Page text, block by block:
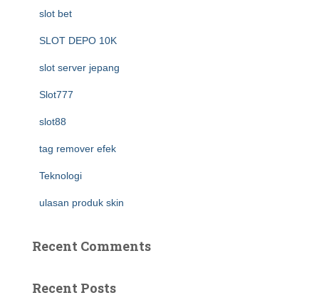
slot bet
SLOT DEPO 10K
slot server jepang
Slot777
slot88
tag remover efek
Teknologi
ulasan produk skin
Recent Comments
Recent Posts